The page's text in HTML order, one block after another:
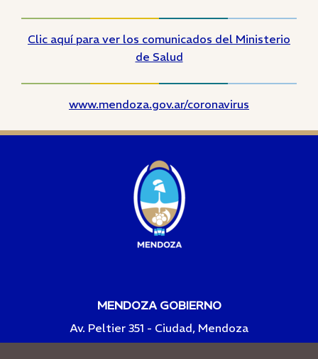
Clic aquí para ver los comunicados del Ministerio
de Salud
www.mendoza.gov.ar/coronavirus
MENDOZA GOBIERNO
Av. Peltier 351 - Ciudad, Mendoza